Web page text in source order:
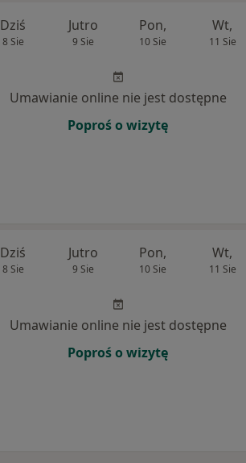
Dziś
8 Sie
Jutro
9 Sie
Pon,
10 Sie
Wt,
11 Sie
Umawianie online nie jest dostępne
Poproś o wizytę
Dziś
8 Sie
Jutro
9 Sie
Pon,
10 Sie
Wt,
11 Sie
Umawianie online nie jest dostępne
Poproś o wizytę